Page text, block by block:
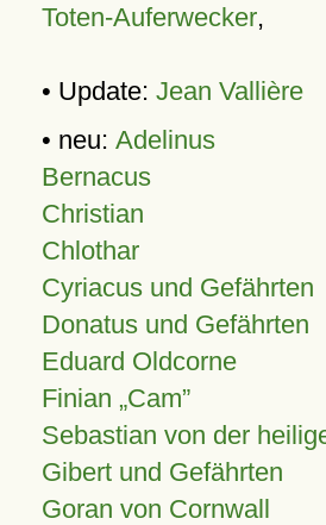
Toten-Auferwecker,
• Update: Jean Vallière
• neu: Adelinus
Bernacus
Christian
Chlothar
Cyriacus und Gefährten
Donatus und Gefährten
Eduard Oldcorne
Finian Cam
Sebastian von der
Gibert und Gefährten
Goran von Cornwall